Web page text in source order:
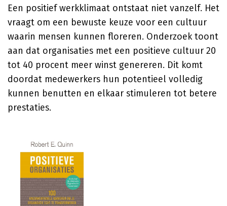
Een positief werkklimaat ontstaat niet vanzelf. Het
vraagt om een bewuste keuze voor een cultuur
waarin mensen kunnen floreren. Onderzoek toont
aan dat organisaties met een positieve cultuur 20
tot 40 procent meer winst genereren. Dit komt
doordat medewerkers hun potentieel volledig
kunnen benutten en elkaar stimuleren tot betere
prestaties.